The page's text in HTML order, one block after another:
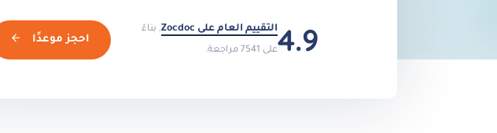
4.9التقييم العام على Zocdoc , بناءً
على 7541 مراجعة.
احجز موعدًا